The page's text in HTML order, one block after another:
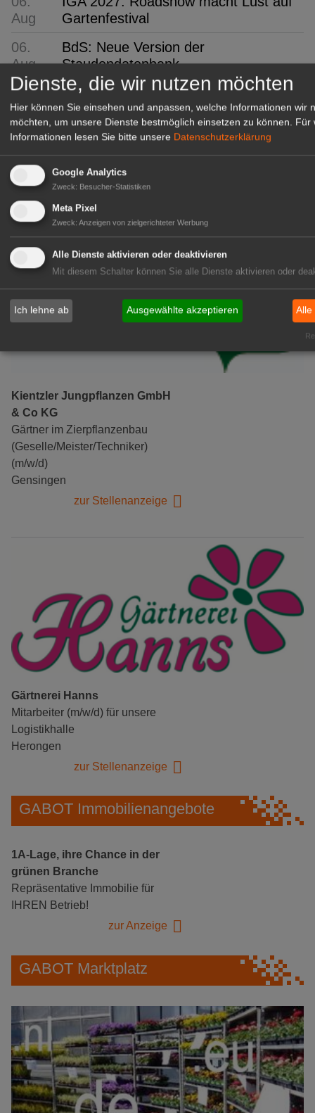
Aug
Gartenfestival
06.
Aug
BdS: Neue Version der
Staudendatenbank
06.
Aug
BfR, MRI und BZfE: Aus drei mach
eins
06.
Aug
Philadelphia: 55. Fleuroselect-
Convention
06. Aug Javo: Stellt Javo Orange vor
GABOT Top-Jobs
Kientzler Jungpflanzen GmbH
& Co KG
Gärtner im Zierpflanzenbau
(Geselle/Meister/Techniker)
(m/w/d)
Gensingen
zur Stellenanzeige
Gärtnerei Hanns
Mitarbeiter (m/w/d) für unsere
Logistikhalle
Herongen
zur Stellenanzeige
GABOT Immobilienangebote
1A-Lage, ihre Chance in der
grünen Branche
Repräsentative Immobilie für
IHREN Betrieb!
zur Anzeige
GABOT Marktplatz
Dienste, die wir nutzen möchten
Hier können Sie einsehen und anpassen, welche Informationen wir
möchten, um unsere Dienste bestmöglich einsetzen zu können. Für
Informationen lesen Sie bitte unsere Datenschutzerklärung
Google Analytics
Zweck: Besucher-Statistiken
Meta Pixel
Zweck: Anzeigen von zielgerichteter Werbung
Alle Dienste aktivieren oder deaktivieren
Mit diesem Schalter können Sie alle Dienste aktivieren oder
Ich lehne ab Ausgewählte akzeptieren Alle